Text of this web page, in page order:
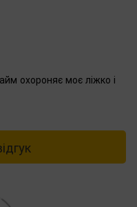
охороняє моє ліжко і